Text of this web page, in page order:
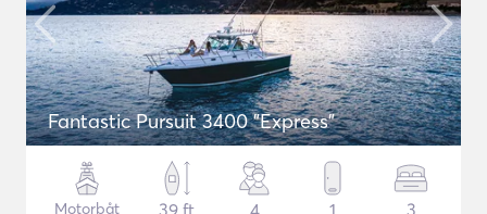
Fantastic Pursuit 3400 "Express"
Motorbåt
39 ft
4 1 3